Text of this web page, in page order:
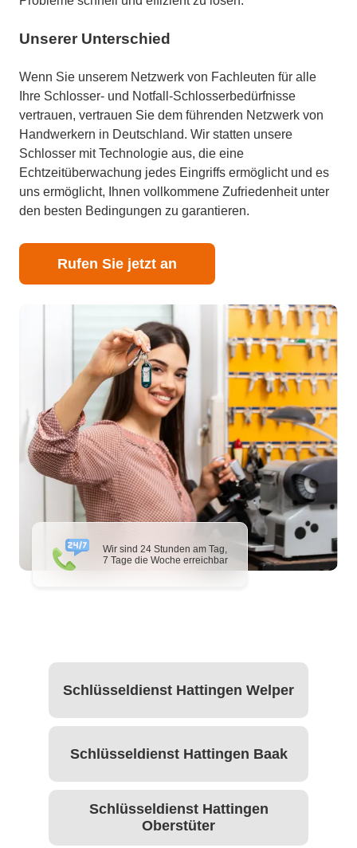
Wir sind 24 Stunden am Tag,
7 Tage die Woche erreichbar
Unserer Unterschied
Wenn Sie unserem Netzwerk von Fachleuten für alle
Ihre Schlosser- und Notfall-Schlosserbedürfnisse
vertrauen, vertrauen Sie dem führenden Netzwerk von
Handwerkern in Deutschland. Wir statten unsere
Schlosser mit Technologie aus, die eine
Echtzeitüberwachung jedes Eingriffs ermöglicht und es
uns ermöglicht, Ihnen vollkommene Zufriedenheit unter
den besten Bedingungen zu garantieren.
Rufen Sie jetzt an
Schlüsseldienst Hattingen Welper
Schlüsseldienst Hattingen Baak
Schlüsseldienst Hattingen
Oberstüter